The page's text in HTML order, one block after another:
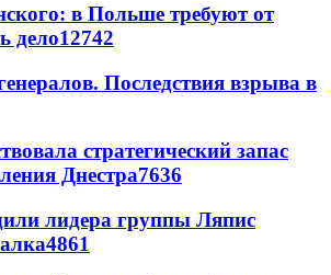
в Польше требуют от
дело12742
Последствия взрыва в
стратегический запас
Днестра7636
лидера группы Ляпис
4861